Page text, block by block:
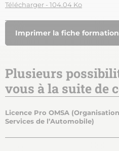
Télécharger - 104.04 Ko
Imprimer la fiche formation
Plusieurs
vous à la suite de
Licence Pro OMSA
Services de l’Automobile)